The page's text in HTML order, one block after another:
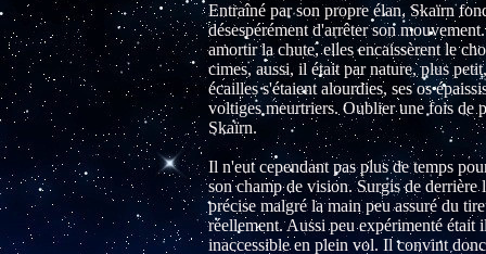
Entraîné par son propre élan, Skaïrn
désespérément d'arrêter son
amortir la chute, elles encaissèrent le
cimes, aussi, il était par nature, plus
écailles s'étaient alourdies, ses os
voltiges meurtriers. Oublier une fois de
Skaïrn.
Il n'eut cependant pas plus de temps
son champ de vision. Surgis de
précise malgré la main peu assuré du
réellement. Aussi peu expérimenté
inaccessible en plein vol. Il convint